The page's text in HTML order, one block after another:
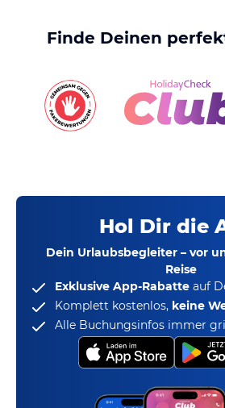
Finde Deinen
Hol Dir die
Dein Urlaubsbegleiter – vor
Reise
Exklusive App-Rabatte auf
Komplett kostenlos, keine
Alle Buchungsinfos immer